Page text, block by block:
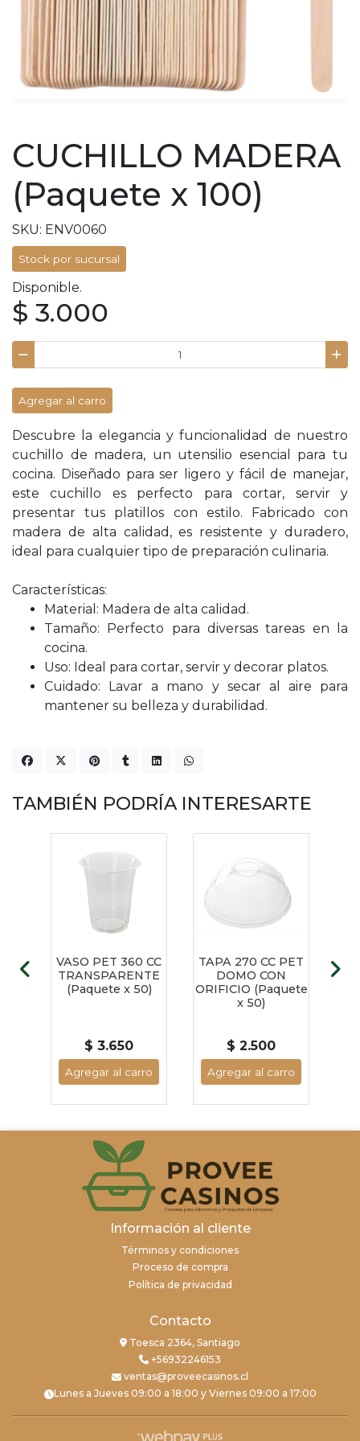
CUCHILLO MADERA
(Paquete x 100)
SKU: ENV0060
Stock por sucursal
Disponible.
$ 3.000
Agregar al carro
Descubre la elegancia y funcionalidad de nuestro
cuchillo de madera, un utensilio esencial para tu
cocina. Diseñado para ser ligero y fácil de manejar,
este cuchillo es perfecto para cortar, servir y
presentar tus platillos con estilo. Fabricado con
madera de alta calidad, es resistente y duradero,
ideal para cualquier tipo de preparación culinaria.
Características:
Material: Madera de alta calidad.
Tamaño: Perfecto para diversas tareas en la
cocina.
Uso: Ideal para cortar, servir y decorar platos.
Cuidado: Lavar a mano y secar al aire para
mantener su belleza y durabilidad.
TAMBIÉN PODRÍA INTERESARTE
VASO PET 360 CC
TRANSPARENTE
(Paquete x 50)
$ 3.650
Agregar al carro
TAPA 270 CC PET
DOMO CON
ORIFICIO (Paquete
x 50)
$ 2.500
Agregar al carro
Información al cliente
Términos y condiciones
Proceso de compra
Política de privacidad
Contacto
Toesca 2364, Santiago
+56932246153
ventas@proveecasinos.cl
Lunes a Jueves 09:00 a 18:00 y Viernes 09:00 a 17:00